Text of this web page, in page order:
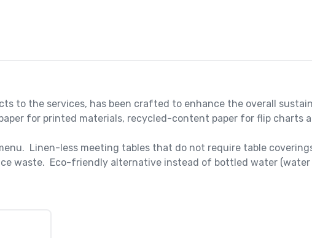
to the services, has been crafted to enhance the overall
for printed materials, recycled-content paper for flip charts
Linen-less meeting tables that do not require table
waste.  Eco-friendly alternative instead of bottled water (water